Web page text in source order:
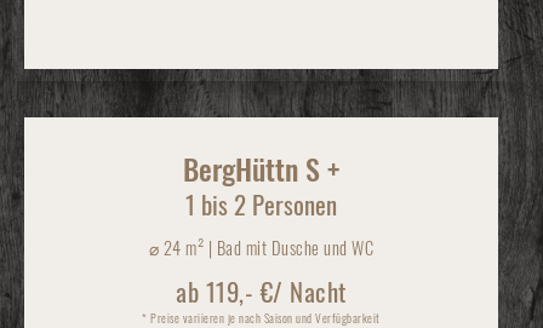
BergHüttn S +
1 bis 2 Personen
⌀ 24 m² | Bad mit Dusche und WC
ab 119,- €/ Nacht
* Preise variieren je nach Saison und Verfügbarkeit